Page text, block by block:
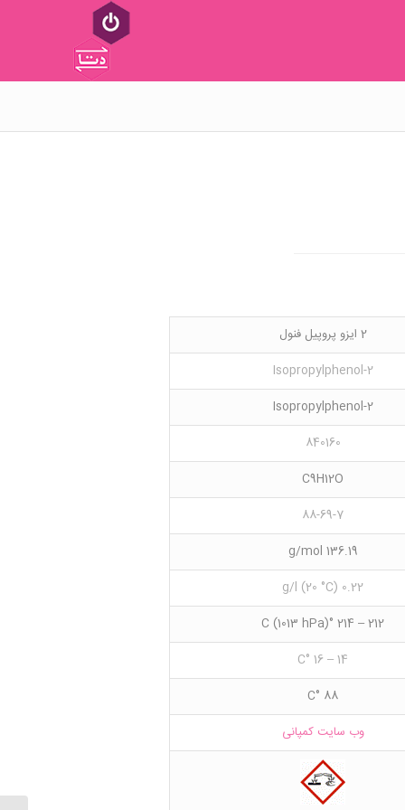
2 ایزو پروپیل فنول
2-Isopropylphenol
2-Isopropylphenol
840160
C9H12O
88-69-7
136.19 g/mol
0.22 g/l (20 °C)
212 – 214 °C (1013 hPa)
14 – 16 °C
88 °C
وب سایت کمپانی